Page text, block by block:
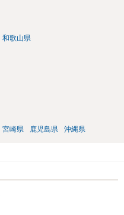
和歌山県
宮崎県 鹿児島県 沖縄県